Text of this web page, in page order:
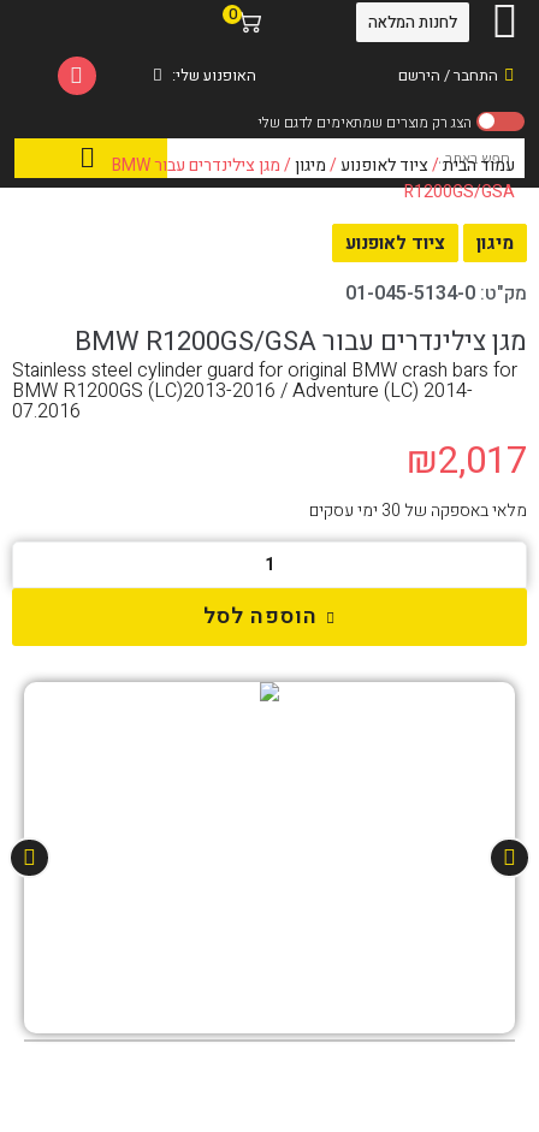
התחבר / הירשם
0
האופנוע שלי:
לחנות המלאה
עמוד הבית/ציוד לאופנוע/מיגון
/ מגן צילינדרים עבור BMW
R1200GS/GSA
מיגון ציוד לאופנוע
מק"ט: 01-045-5134-0
מגן צילינדרים עבור BMW R1200GS/GSA
Stainless steel cylinder guard for original BMW crash bars for
BMW R1200GS (LC)2013-2016 / Adventure (LC) 2014-
07.2016
₪2,017
מלאי באספקה של 30 ימי עסקים
הוספה לסל